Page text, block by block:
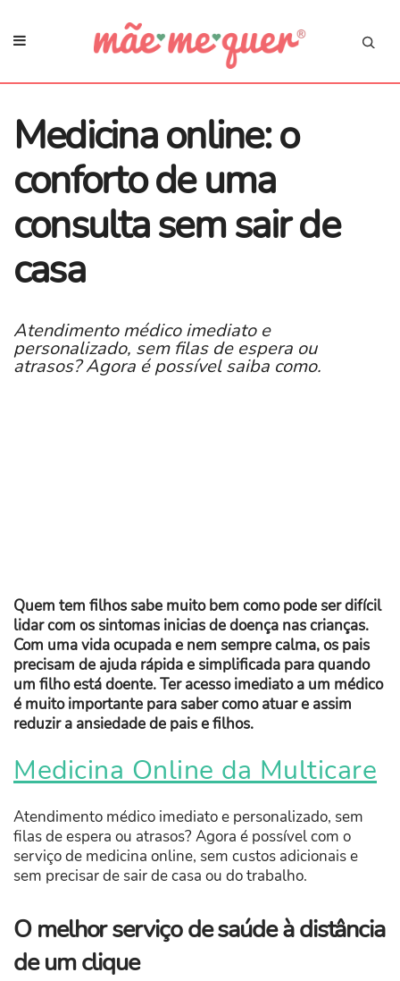
Medicina online: o
conforto de uma
consulta sem sair de
casa
Atendimento médico imediato e
personalizado, sem filas de espera ou
atrasos? Agora é possível saiba como.
Quem tem filhos sabe muito bem como pode ser difícil
lidar com os sintomas inicias de doença nas crianças.
Com uma vida ocupada e nem sempre calma, os pais
precisam de ajuda rápida e simplificada para quando
um filho está doente. Ter acesso imediato a um médico
é muito importante para saber como atuar e assim
reduzir a ansiedade de pais e filhos.
Medicina Online da Multicare
Atendimento médico imediato e personalizado, sem
filas de espera ou atrasos? Agora é possível com o
serviço de medicina online, sem custos adicionais e
sem precisar de sair de casa ou do trabalho.
O melhor serviço de saúde à distância
de um clique